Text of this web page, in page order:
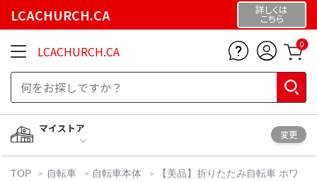
LCACHURCH.CA 詳しくは
こちら
LCACHURCH.CA 0
マイストア
変更
TOP 自転車 自転車本体
【美品】折りたたみ自転車 ホワ